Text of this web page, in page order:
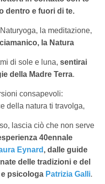
dentro e fuori di te.
la meditazione,
la Natura
di sole e luna, sentirai
della Madre Terra.
consapevoli:
della natura ti travolga,
lascia ciò che non serve
40ennale
Eynard , dalle guide
delle tradizioni e del
psicologa Patrizia Galli.